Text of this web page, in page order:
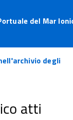
del Mar
degli
atti